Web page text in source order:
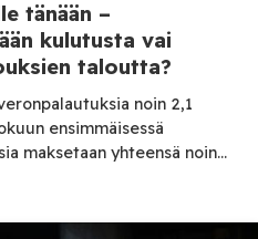
tänään –
kulutusta vai
taloutta?
noin 2,1
ensimmäisessä
maksetaan yhteensä noin
rahavirta voi näkyä
raha käytetään.